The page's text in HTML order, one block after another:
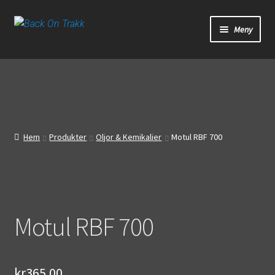
Hoppa
Hoppa
Meny
Start
Om oss
Hem Produkter Oljor & Kemikalier Motul RBF 700
Motul RBF 700